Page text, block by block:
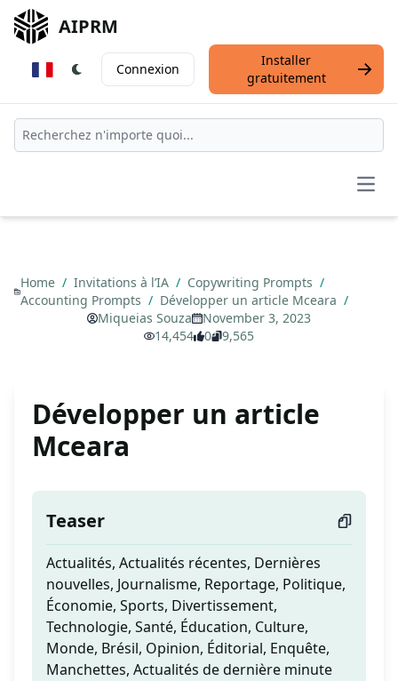
AIPRM
Connexion
Installer
gratuitement
Home / Invitations à l’IA / Copywriting Prompts /
Accounting Prompts / Développer un article Mceara /
Miqueias Souza
November 3, 2023
14,454
0 9,565
Développer un article
Mceara
Teaser
Actualités, Actualités récentes, Dernières
nouvelles, Journalisme, Reportage, Politique,
Économie, Sports, Divertissement,
Technologie, Santé, Éducation, Culture,
Monde, Brésil, Opinion, Éditorial, Enquête,
Manchettes, Actualités de dernière minute